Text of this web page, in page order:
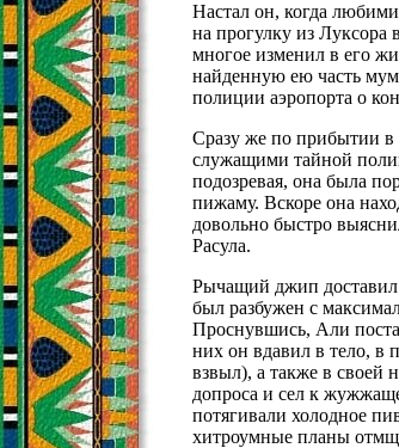
Настал он, когда
на прогулку из Луксора
многое изменил в его
найденную ею часть
полиции аэропорта о
Сразу же по прибытии в
служащими тайной
подозревая, она была
пижаму. Вскоре она
довольно быстро
Расула.
Рычащий джип
был разбужен с
Проснувшись, Али
них он вдавил в тело, в
взвыл), а также в своей
допроса и сел к
потягивали холодное
хитроумные планы